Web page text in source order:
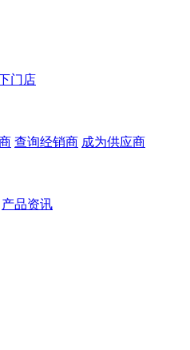
门店
查询经销商 成为供应商
产品资讯